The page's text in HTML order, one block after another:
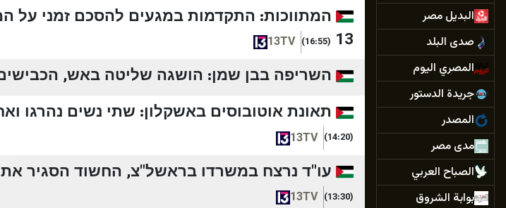
البديل مصر
صدى البلد
المصري اليوم
جريدة الدستور
المصدر
مدى مصر
الصباح العربي
بوابة الشروق
המתווכות: התקדמות במגעים להסכם זמני על
13
(16:55)
13TV
השריפה בבן שמן: הושגה שליטה באש, הכבישים
תאונת אוטובוסים באשקלון: שתי נשים נהרגו
(14:20)
13TV
עו"ד נרצח במשרדו בראשל"צ, החשוד הסגיר את
(13:30)
13TV